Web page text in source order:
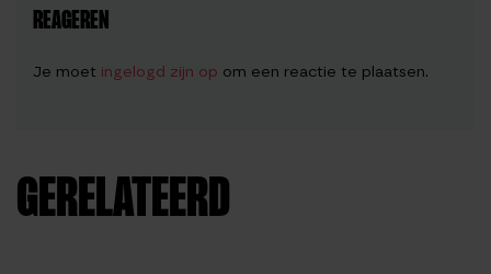
REAGEREN
Je moet ingelogd zijn op om een reactie te plaatsen.
GERELATEERD